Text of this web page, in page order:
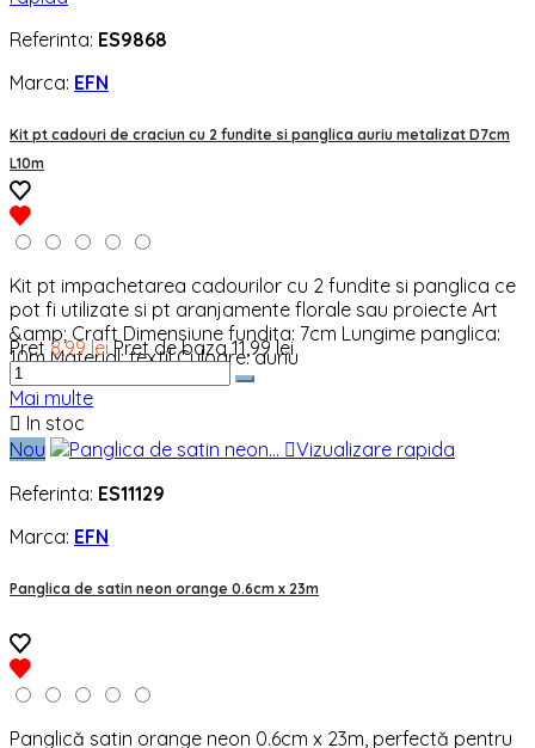
Referinta: ES9868
Marca: EFN
Kit pt cadouri de craciun cu 2 fundite si panglica auriu metalizat D7cm
L10m
Kit pt impachetarea cadourilor cu 2 fundite si panglica ce
pot fi utilizate si pt aranjamente florale sau proiecte Art
&amp; Craft Dimensiune fundita: 7cm Lungime panglica:
10m Material: textil Culoare: auriu
Pret 8,99 lei Pret de baza 11,99 lei
Mai multe
 In stoc
Nou
Vizualizare rapida
Referinta: ES11129
Marca: EFN
Panglica de satin neon orange 0.6cm x 23m
Panglică satin orange neon 0.6cm x 23m, perfectă pentru